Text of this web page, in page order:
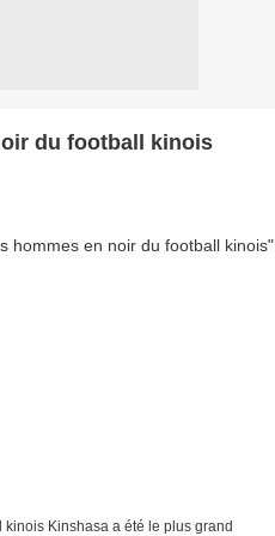
du football kinois
Kinshasa a été le plus grand